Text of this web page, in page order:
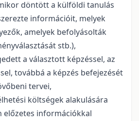
döntött a külföldi tanulás
információit, melyek
amelyek befolyásolták
stb.),
a választott képzéssel, az
továbbá a képzés befejezését
tervei,
költségek alakulására
előzetes információkkal